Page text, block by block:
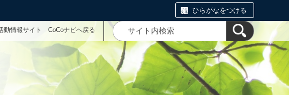
ひらがなをつける
動情報サイト CoCoナビへ戻る